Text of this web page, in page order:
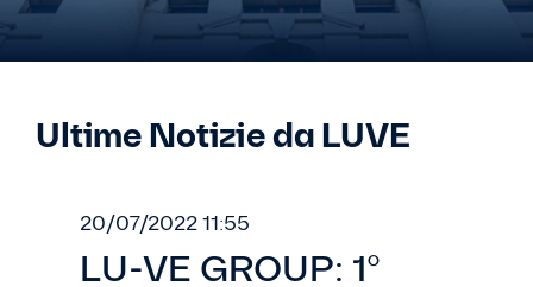
Ultime Notizie da LUVE
20/07/2022 11:55
LU-VE GROUP: 1°